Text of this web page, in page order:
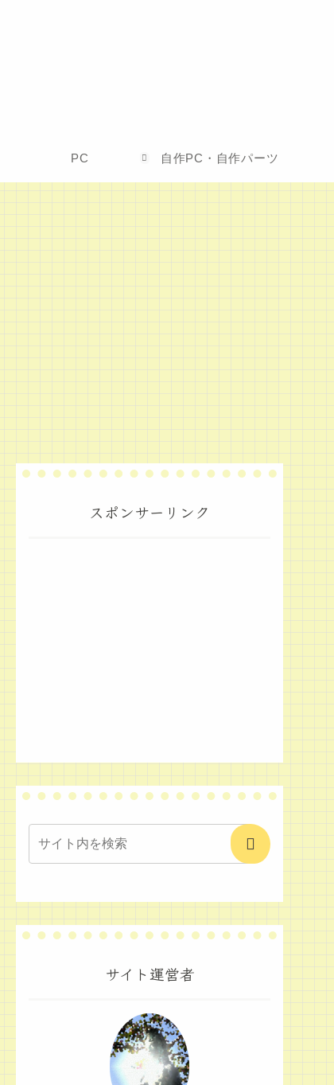
PC 自作PC・自作パーツ
スポンサーリンク
サイト運営者